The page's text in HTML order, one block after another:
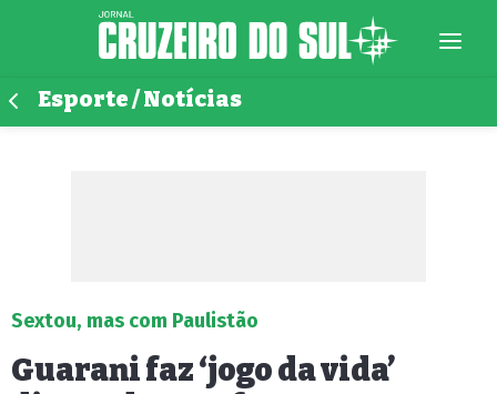
Esporte / Notícias
Sextou, mas com Paulistão
Guarani faz ‘jogo da vida’